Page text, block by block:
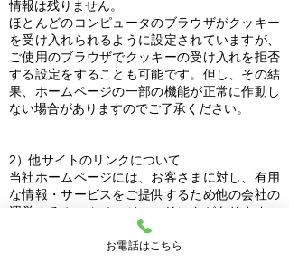
情報は残りません。
ほとんどのコンピュータのブラウザがクッキー
を受け入れられるように設定されていますが、
ご使用のブラウザでクッキーの受け入れを拒否
する設定をすることも可能です。但し、その結
果、ホームページの一部の機能が正常に作動し
ない場合がありますのでご了承ください。
2）他サイトのリンクについて
当社ホームページには、お客さまに対し、有用
な情報・サービスをご提供するため他の会社の
運営するホームページへのリンクがあります。
リンク先のホームページにおける個人情報につ
いて、当社は一切責任を負うことができません
お電話はこちら